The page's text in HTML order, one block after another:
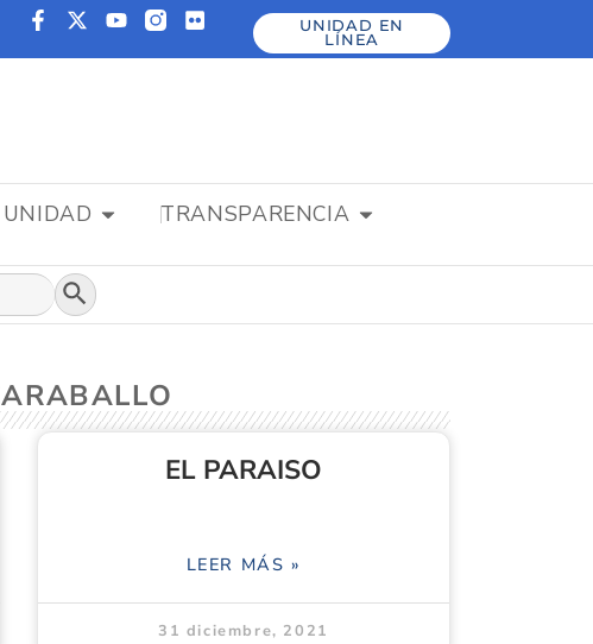
UNIDAD EN
LÍNEA
TRANSPARENCIA
Botón de búsqueda
EL PARAISO
LEER MÁS »
31 diciembre, 2021